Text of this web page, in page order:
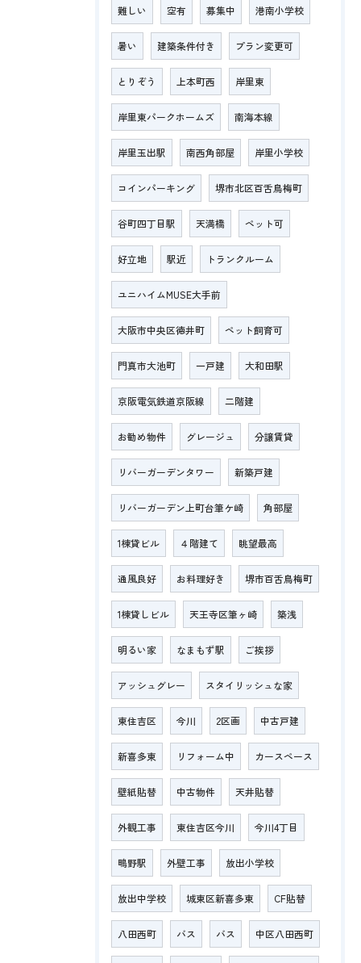
難しい 空有 募集中 港南小学校
暑い 建築条件付き プラン変更可
とりぞう 上本町西 岸里東
岸里東パークホームズ 南海本線
岸里玉出駅 南西角部屋 岸里小学校
コインパーキング 堺市北区百舌鳥梅町
谷町四丁目駅 天満橋 ペット可
好立地 駅近 トランクルーム
ユニハイムMUSE大手前
大阪市中央区徳井町 ペット飼育可
門真市大池町 一戸建 大和田駅
京阪電気鉄道京阪線 二階建
お勧め物件 グレージュ 分譲賃貸
リバーガーデンタワー 新築戸建
リバーガーデン上町台筆ケ崎 角部屋
1棟貸ビル ４階建て 眺望最高
通風良好 お料理好き 堺市百舌鳥梅町
1棟貸しビル 天王寺区筆ヶ崎 築浅
明るい家 なまもず駅 ご挨拶
アッシュグレー スタイリッシュな家
東住吉区 今川 2区画 中古戸建
新喜多東 リフォーム中 カースペース
壁紙貼替 中古物件 天井貼替
外観工事 東住吉区今川 今川4丁目
鴫野駅 外壁工事 放出小学校
放出中学校 城東区新喜多東 CF貼替
八田西町 バス バス 中区八田西町